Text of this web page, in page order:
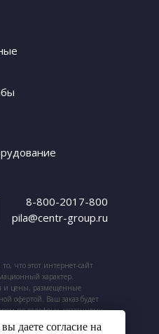
8-800-2017-800
pila@centr-group.ru
что этот интернет-сайт
характер.
и цены, размещенные
офертой. Ваш заказ будет
по телефону, указанному
даете согласие на